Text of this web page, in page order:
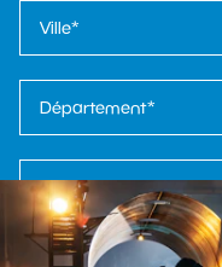
* Je consens au
marketing et de